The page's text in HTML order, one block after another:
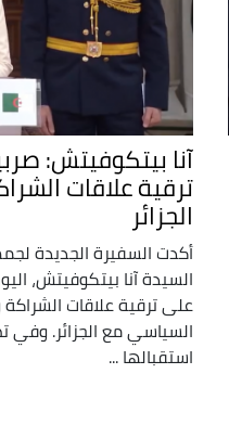
آنا بيتكوفيتش:
ترقية علاقات
الجزائر
أكدت السفيرة الجديدة
السيدة آنا بيتكوفيتش،
على ترقية علاقات الشراكة
السياسي مع الجزائر.
استقبالها ...